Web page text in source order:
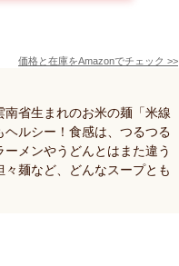
価格と在庫をAmazonでチェック >>
省生まれのお米の麺「米線
ヘルシー！食感は、つるつる
メンやうどんとはまた違う
々麺など、どんなスープとも